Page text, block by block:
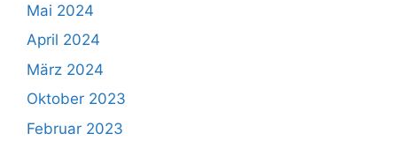
Mai 2024
April 2024
März 2024
Oktober 2023
Februar 2023